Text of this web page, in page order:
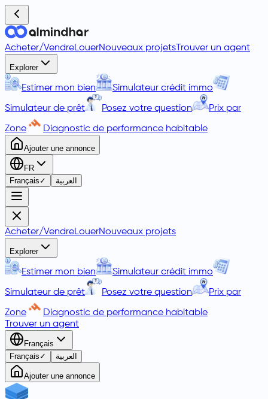
Acheter/VendreLouerNouveaux projets Trouver un agent
Explorer
Estimer mon bien Simulateur crédit immo
Simulateur de prêt Posez votre question Prix par
Zone Diagnostic de performance habitable
Ajouter une annonce
FR
Français ✓ العربية
Acheter/VendreLouerNouveaux projets
Explorer
Estimer mon bien Simulateur crédit immo
Simulateur de prêt Posez votre question Prix par
Zone
Diagnostic de performance habitable
Trouver un agent
Français
Français ✓ العربية
Ajouter une annonce